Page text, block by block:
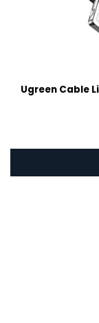
Ugreen Cable